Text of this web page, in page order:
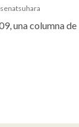
una columna